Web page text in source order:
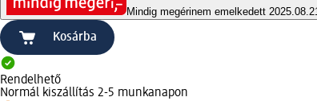
Mindig megérinem emelkedett
Kosárba
Rendelhető
Normál kiszállítás 2-5 munkanapon